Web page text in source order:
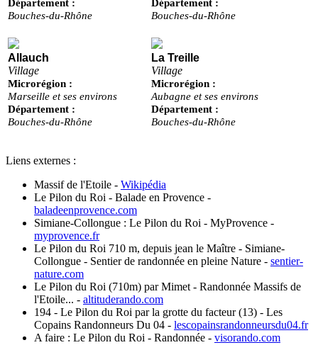
Département :
Bouches-du-Rhône
Département :
Bouches-du-Rhône
Allauch
Village
Microrégion :
Marseille et ses environs
Département :
Bouches-du-Rhône
La Treille
Village
Microrégion :
Aubagne et ses environs
Département :
Bouches-du-Rhône
Liens externes :
Massif de l'Etoile - Wikipédia
Le Pilon du Roi - Balade en Provence -
baladeenprovence.com
Simiane-Collongue : Le Pilon du Roi - MyProvence -
myprovence.fr
Le Pilon du Roi 710 m, depuis jean le Maître - Simiane-
Collongue - Sentier de randonnée en pleine Nature - sentier-
nature.com
Le Pilon du Roi (710m) par Mimet - Randonnée Massifs de
l'Etoile... - altituderando.com
194 - Le Pilon du Roi par la grotte du facteur (13) - Les
Copains Randonneurs Du 04 - lescopainsrandonneursdu04.fr
A faire : Le Pilon du Roi - Randonnée - visorando.com